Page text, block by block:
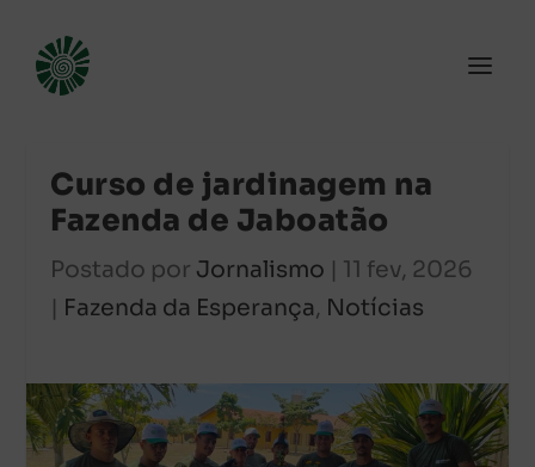
Curso de jardinagem na
Fazenda de Jaboatão
Postado por Jornalismo | 11 fev, 2026
| Fazenda da Esperança, Notícias